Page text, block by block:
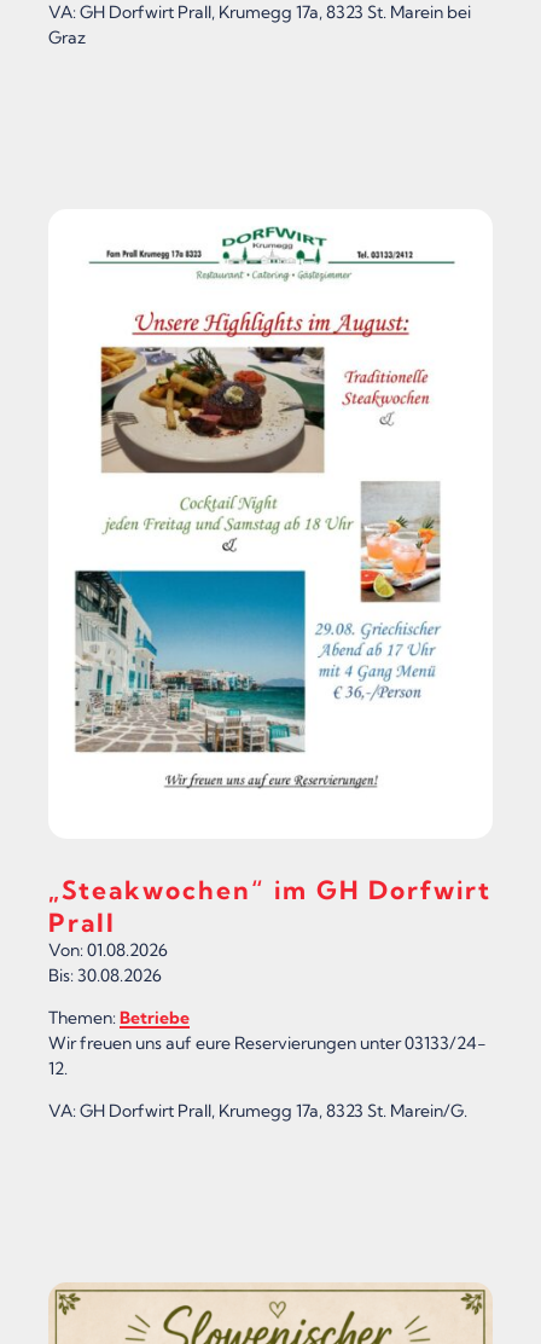
VA: GH Dorfwirt Prall, Krumegg 17a, 8323 St. Marein bei
Graz
„Steakwochen“ im GH Dorfwirt
Prall
Von: 01.08.2026
Bis: 30.08.2026
Themen:Betriebe
Wir freuen uns auf eure Reservierungen unter 03133/24-
12.
VA: GH Dorfwirt Prall, Krumegg 17a, 8323 St. Marein/G.